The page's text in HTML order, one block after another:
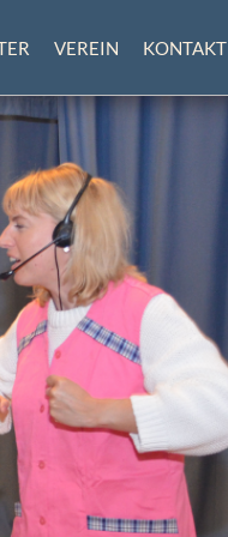
VEREIN KONTAKT